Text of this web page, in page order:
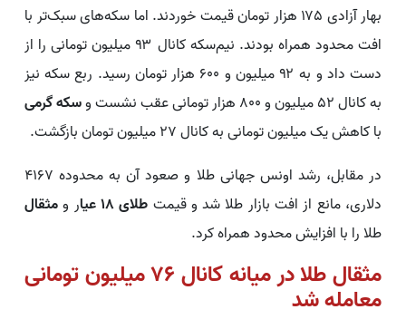
بهار آزادی ۱۷۵ هزار تومان قیمت خوردند. اما سکه‌های سبک‌تر با
افت محدود همراه بودند. نیم‌سکه کانال ۹۳ میلیون تومانی را از
دست داد و به ۹۲ میلیون و ۶۰۰ هزار تومان رسید. ربع‌ سکه نیز
به کانال ۵۲ میلیون و ۸۰۰ هزار تومانی عقب نشست و
سکه گرمی
با کاهش یک میلیون تومانی به کانال ۲۷ میلیون تومان بازگشت.
در مقابل، رشد اونس جهانی طلا و صعود آن به محدوده ۴۱۶۷
دلاری، مانع از افت بازار طلا شد و قیمت طلای ۱۸ عیا ر ومثقال
طلا را با افزایش محدود همراه کرد.
مثقال طلا در میانه کانال ۷۶ میلیون تومانی
معامله شد